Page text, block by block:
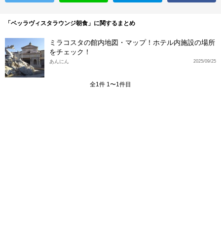
「ベッラヴィスタラウンジ朝食」に関するまとめ
ミラコスタの館内地図・マップ！ホテル内施設の場所
をチェック！
2025/09/25
あんにん
全1件 1〜1件目